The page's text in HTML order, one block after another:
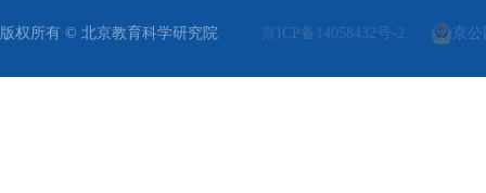
版权所有 © 北京教育科学研究院 京ICP备14058432号-2 京公